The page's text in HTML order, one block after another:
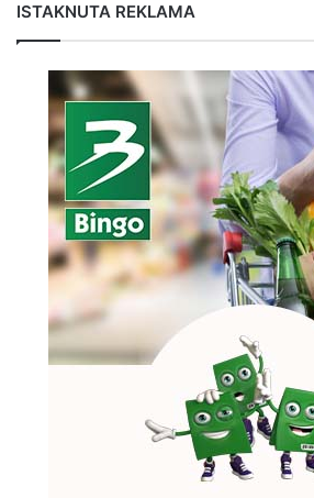
ISTAKNUTA REKLAMA